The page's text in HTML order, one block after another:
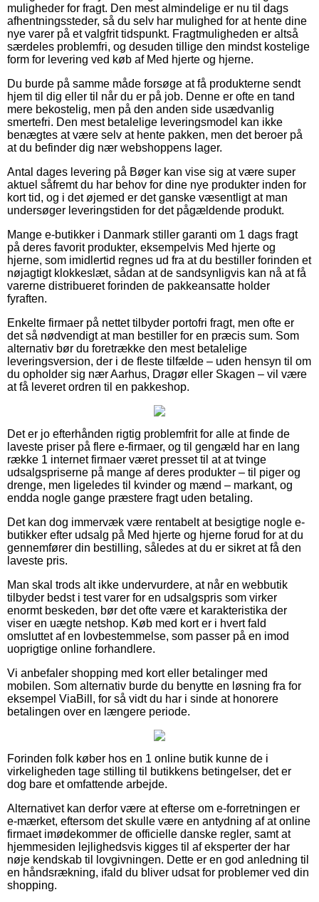
muligheder for fragt. Den mest almindelige er nu til dags
afhentningssteder, så du selv har mulighed for at hente dine
nye varer på et valgfrit tidspunkt. Fragtmuligheden er altså
særdeles problemfri, og desuden tillige den mindst kostelige
form for levering ved køb af Med hjerte og hjerne.
Du burde på samme måde forsøge at få produkterne sendt
hjem til dig eller til når du er på job. Denne er ofte en tand
mere bekostelig, men på den anden side usædvanlig
smertefri. Den mest betalelige leveringsmodel kan ikke
benægtes at være selv at hente pakken, men det beroer på
at du befinder dig nær webshoppens lager.
Antal dages levering på Bøger kan vise sig at være super
aktuel såfremt du har behov for dine nye produkter inden for
kort tid, og i det øjemed er det ganske væsentligt at man
undersøger leveringstiden for det pågældende produkt.
Mange e-butikker i Danmark stiller garanti om 1 dags fragt
på deres favorit produkter, eksempelvis Med hjerte og
hjerne, som imidlertid regnes ud fra at du bestiller forinden et
nøjagtigt klokkeslæt, sådan at de sandsynligvis kan nå at få
varerne distribueret forinden de pakkeansatte holder
fyraften.
Enkelte firmaer på nettet tilbyder portofri fragt, men ofte er
det så nødvendigt at man bestiller for en præcis sum. Som
alternativ bør du foretrække den mest betalelige
leveringsversion, der i de fleste tilfælde – uden hensyn til om
du opholder sig nær Aarhus, Dragør eller Skagen – vil være
at få leveret ordren til en pakkeshop.
Det er jo efterhånden rigtig problemfrit for alle at finde de
laveste priser på flere e-firmaer, og til gengæld har en lang
række 1 internet firmaer været presset til at at tvinge
udsalgspriserne på mange af deres produkter – til piger og
drenge, men ligeledes til kvinder og mænd – markant, og
endda nogle gange præstere fragt uden betaling.
Det kan dog immervæk være rentabelt at besigtige nogle e-
butikker efter udsalg på Med hjerte og hjerne forud for at du
gennemfører din bestilling, således at du er sikret at få den
laveste pris.
Man skal trods alt ikke undervurdere, at når en webbutik
tilbyder bedst i test varer for en udsalgspris som virker
enormt beskeden, bør det ofte være et karakteristika der
viser en uægte netshop. Køb med kort er i hvert fald
omsluttet af en lovbestemmelse, som passer på en imod
uoprigtige online forhandlere.
Vi anbefaler shopping med kort eller betalinger med
mobilen. Som alternativ burde du benytte en løsning fra for
eksempel ViaBill, for så vidt du har i sinde at honorere
betalingen over en længere periode.
Forinden folk køber hos en 1 online butik kunne de i
virkeligheden tage stilling til butikkens betingelser, det er
dog bare et omfattende arbejde.
Alternativet kan derfor være at efterse om e-forretningen er
e-mærket, eftersom det skulle være en antydning af at online
firmaet imødekommer de officielle danske regler, samt at
hjemmesiden lejlighedsvis kigges til af eksperter der har
nøje kendskab til lovgivningen. Dette er en god anledning til
en håndsrækning, ifald du bliver udsat for problemer ved din
shopping.